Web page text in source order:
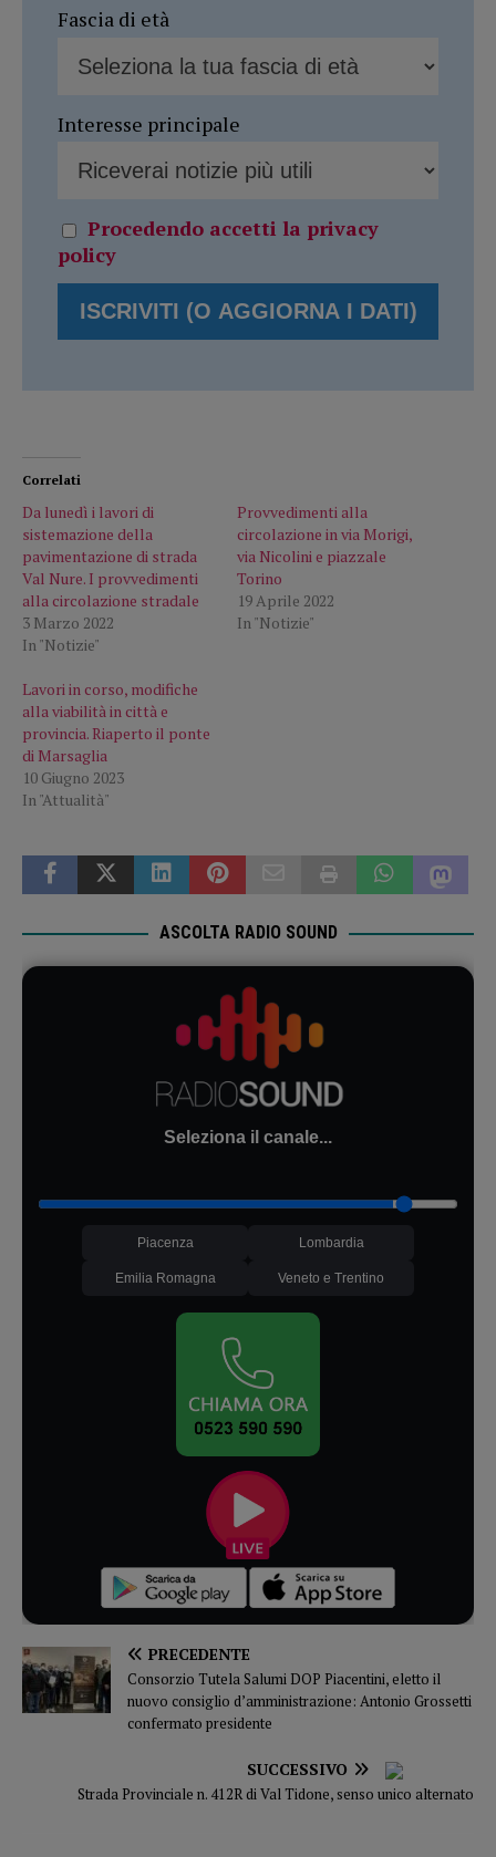
Fascia di età
Interesse principale
Procedendo accetti la privacy
policy
Correlati
Da lunedì i lavori di
sistemazione della
pavimentazione di strada
Val Nure. I provvedimenti
alla circolazione stradale
3 Marzo 2022
In "Notizie"
Provvedimenti alla
circolazione in via Morigi,
via Nicolini e piazzale
Torino
19 Aprile 2022
In "Notizie"
Lavori in corso, modifiche
alla viabilità in città e
provincia. Riaperto il ponte
di Marsaglia
10 Giugno 2023
In "Attualità"
ASCOLTA RADIO SOUND
Seleziona il canale...
Piacenza Lombardia
Emilia Romagna Veneto e Trentino
PRECEDENTE
Consorzio Tutela Salumi DOP Piacentini, eletto il
nuovo consiglio d’amministrazione: Antonio Grossetti
confermato presidente
SUCCESSIVO
Strada Provinciale n. 412R di Val Tidone, senso unico alternato